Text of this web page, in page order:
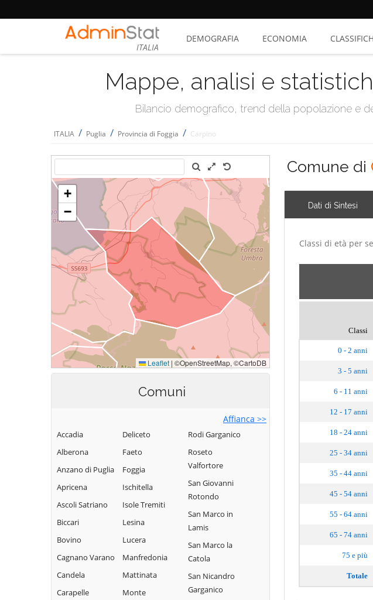
ITALIA
DEMOGRAFIA ECONOMIA
Mappe, analisi e
Bilancio demografico, trend della popolazione e
ITALIA / Puglia / Provincia di Foggia / Carpino
Comuni
Affianca >>
Accadia
Alberona
Anzano di Puglia
Apricena
Ascoli Satriano
Biccari
Bovino
Cagnano Varano
Candela
Carapelle
Deliceto
Faeto
Foggia
Ischitella
Isole Tremiti
Lesina
Lucera
Manfredonia
Mattinata
Monte
Rodi Garganico
Roseto
Valfortore
San Giovanni
Rotondo
San Marco in
Lamis
San Marco la
Catola
San Nicandro
Garganico
Comune di
Dati di Sintesi
Classi di età per
Classi
0 - 2 anni
3 - 5 anni
6 - 11 anni
12 - 17 anni
18 - 24 anni
25 - 34 anni
35 - 44 anni
45 - 54 anni
55 - 64 anni
65 - 74 anni
75 e più
Totale